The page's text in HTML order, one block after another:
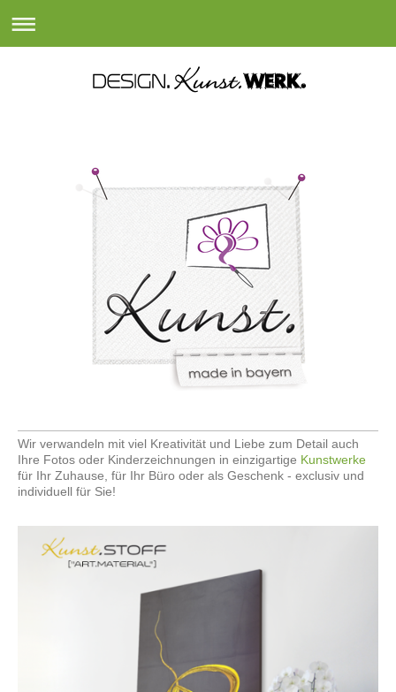
Wir verwandeln mit viel Kreativität und Liebe zum Detail auch
Ihre Fotos oder Kinderzeichnungen in einzigartige Kunstwerke
für Ihr Zuhause, für Ihr Büro oder als Geschenk - exclusiv und
individuell für Sie!